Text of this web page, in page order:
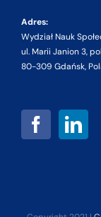
Adres:
Wydział Nauk
ul. Marii Janion 3,
80-309 Gdańsk,